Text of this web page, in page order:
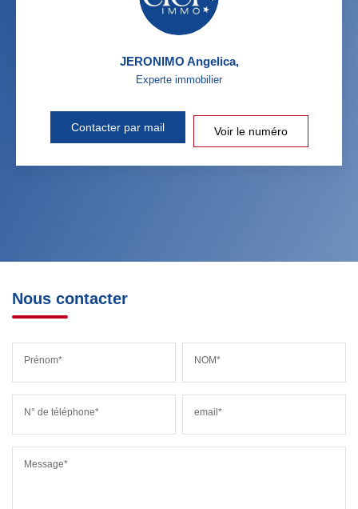
JERONIMO Angelica,
Experte immobilier
Contacter par mail Voir le numéro
Nous contacter
Prénom* NOM*
N° de téléphone* email*
Message*